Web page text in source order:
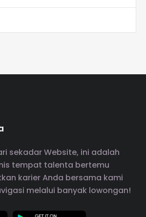
sekadar Website, ini adalah
tempat talenta bertemu
karier Anda bersama kami
melalui banyak lowongan!